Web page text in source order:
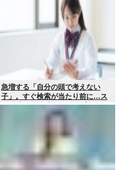
急増する「自分の頭で考えない
子」。すぐ検索が当たり前に…ス
マホ時代の”親切すぎる教育”が奪